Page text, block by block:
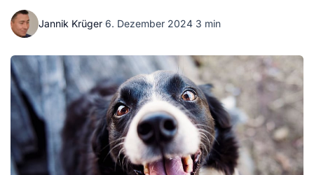
Jannik Krüger·6. Dezember 2024·3 min